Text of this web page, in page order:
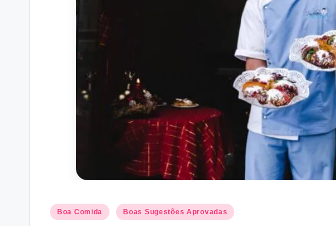
Posted
Boa Comida Boas Sugestões Aprovadas